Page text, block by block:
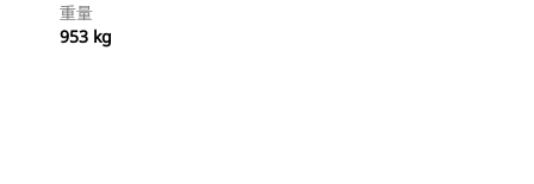
重量
953 kg